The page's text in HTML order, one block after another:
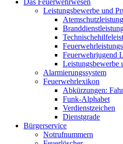
Das Feuerwehrwesen
Leistungsbewerbe und
Feuerwehrjugend
Leistungsbewerbe
Alarmierungssystem
Feuerwehrlexikon
Abkürzungen:
Funk-Alphabet
Verdienstzeichen
Dienstgrade
Bürgerservice
Notrufnummern